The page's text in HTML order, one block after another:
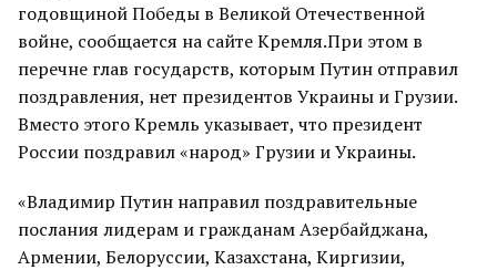
годовщиной Победы в Великой Отечественной
войне, сообщается на сайте Кремля.При этом в
перечне глав государств, которым Путин отправил
поздравления, нет президентов Украины и Грузии.
Вместо этого Кремль указывает, что президент
России поздравил «народ» Грузии и Украины.
«Владимир Путин направил поздравительные
послания лидерам и гражданам Азербайджана,
Армении, Белоруссии, Казахстана, Киргизии,